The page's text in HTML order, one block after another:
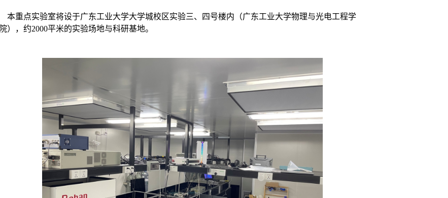
本重点实验室将设于广东工业大学大学城校区实验三、四号楼内（广东工业大学物理与光电工程学
院），约2000平米的实验场地与科研基地。